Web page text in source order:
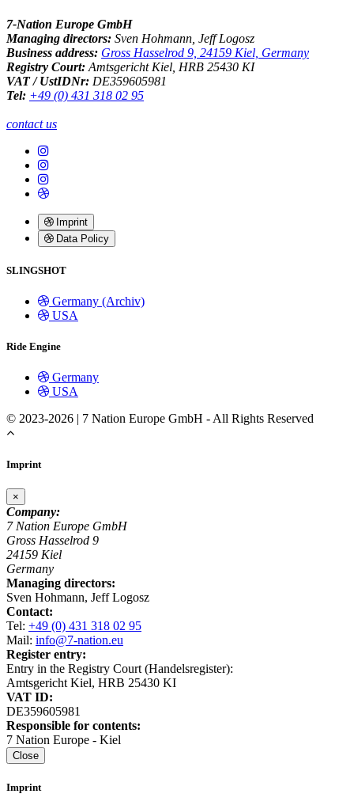
7-Nation Europe GmbH
Managing directors: Sven Hohmann, Jeff Logosz
Business address: Gross Hasselrod 9, 24159 Kiel, Germany
Registry Court: Amtsgericht Kiel, HRB 25430 KI
VAT / UstIDNr: DE359605981
Tel: +49 (0) 431 318 02 95
contact us
Imprint
Data Policy
SLINGSHOT
Germany (Archiv)
USA
Ride Engine
Germany
USA
© 2023-2026 | 7 Nation Europe GmbH - All Rights Reserved
Imprint
×
Company:
7 Nation Europe GmbH
Gross Hasselrod 9
24159 Kiel
Germany
Managing directors:
Sven Hohmann, Jeff Logosz
Contact:
Tel: +49 (0) 431 318 02 95
Mail: info@7-nation.eu
Register entry:
Entry in the Registry Court (Handelsregister):
Amtsgericht Kiel, HRB 25430 KI
VAT ID:
DE359605981
Responsible for contents:
7 Nation Europe - Kiel
Close
Imprint